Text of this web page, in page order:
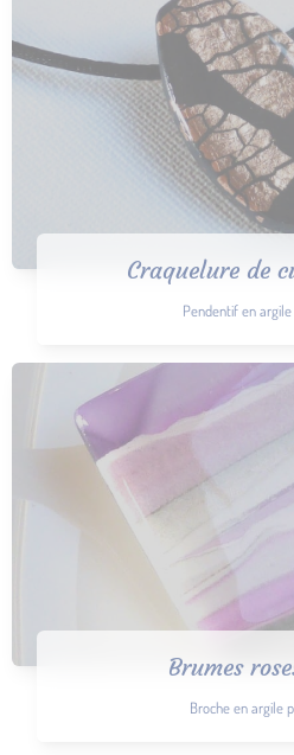
Craquelure de
Pendentif en
Brumes
Broche en argile